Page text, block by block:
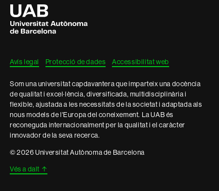
informació
legal
Universitat
Autònoma
de
Barcelona
Avís legal Protecció de dades Accessibilitat web
Som una universitat capdavantera que imparteix una docència
de qualitat i excel·lència, diversificada, multidisciplinària i
flexible, ajustada a les necessitats de la societat i adaptada als
nous models de l'Europa del coneixement. La UAB és
reconeguda internacionalment per la qualitat i el caràcter
innovador de la seva recerca.
© 2026 Universitat Autònoma de Barcelona
Vés a dalt ↑